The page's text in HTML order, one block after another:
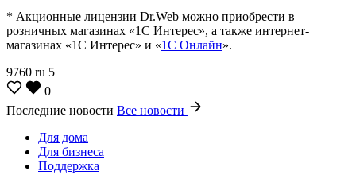
* Акционные лицензии Dr.Web можно приобрести в
розничных магазинах «1С Интерес», а также интернет-
магазинах «1С Интерес» и «1С Онлайн».
9760 ru 5
0
Последние новости Все новости
Для дома
Для бизнеса
Поддержка